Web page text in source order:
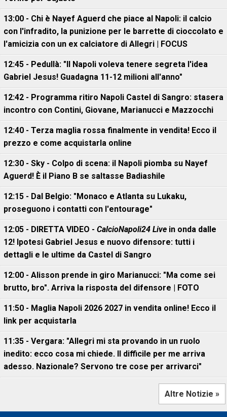
13:00 - Chi è Nayef Aguerd che piace al Napoli: il calcio
con l'infradito, la punizione per le barrette di cioccolato e
l'amicizia con un ex calciatore di Allegri | FOCUS
12:45 - Pedullà: "Il Napoli voleva tenere segreta l'idea
Gabriel Jesus! Guadagna 11-12 milioni all'anno"
12:42 - Programma ritiro Napoli Castel di Sangro: stasera
incontro con Contini, Giovane, Marianucci e Mazzocchi
12:40 - Terza maglia rossa finalmente in vendita! Ecco il
prezzo e come acquistarla online
12:30 - Sky - Colpo di scena: il Napoli piomba su Nayef
Aguerd! È il Piano B se saltasse Badiashile
12:15 - Dal Belgio: "Monaco e Atlanta su Lukaku,
proseguono i contatti con l'entourage"
12:05 - DIRETTA VIDEO - CalcioNapoli24 Live in onda dalle
12! Ipotesi Gabriel Jesus e nuovo difensore: tutti i
dettagli e le ultime da Castel di Sangro
12:00 - Alisson prende in giro Marianucci: "Ma come sei
brutto, bro". Arriva la risposta del difensore | FOTO
11:50 - Maglia Napoli 2026 2027 in vendita online! Ecco il
link per acquistarla
11:35 - Vergara: "Allegri mi sta provando in un ruolo
inedito: ecco cosa mi chiede. Il difficile per me arriva
adesso. Nazionale? Servono tre cose per arrivarci"
Altre Notizie »